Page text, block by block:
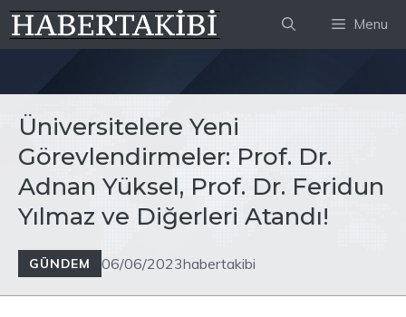
İçeriğe
atla
Menu
Üniversitelere Yeni
Görevlendirmeler: Prof. Dr.
Adnan Yüksel, Prof. Dr. Feridun
Yılmaz ve Diğerleri Atandı!
GÜNDEM 06/06/2023habertakibi